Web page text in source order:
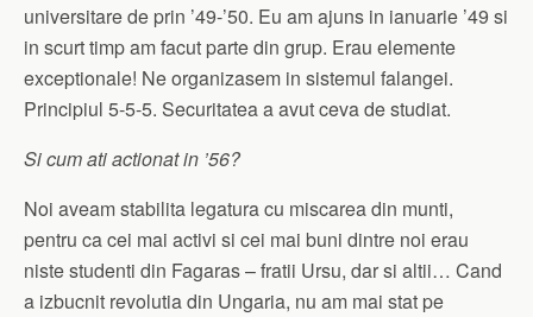
universitare de prin ’49-’50. Eu am ajuns in ianuarie ’49 si
in scurt timp am facut parte din grup. Erau elemente
exceptionale! Ne organizasem in sistemul falangei.
Principiul 5-5-5. Securitatea a avut ceva de studiat.
Si cum ati actionat in ’56?
Noi aveam stabilita legatura cu miscarea din munti,
pentru ca cei mai activi si cei mai buni dintre noi erau
niste studenti din Fagaras – fratii Ursu, dar si altii… Cand
a izbucnit revolutia din Ungaria, nu am mai stat pe